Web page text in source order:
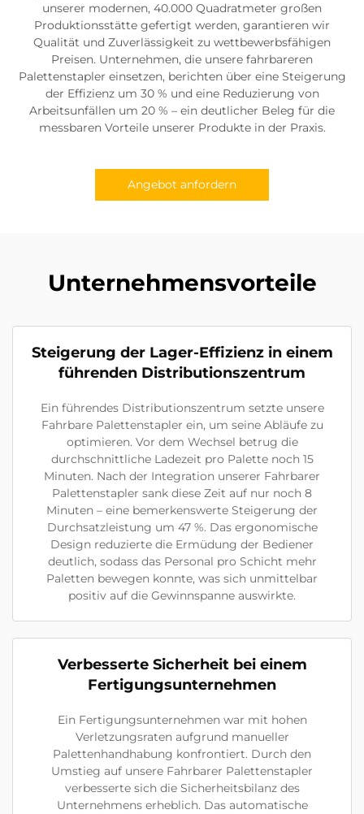
unserer modernen, 40.000 Quadratmeter großen
Produktionsstätte gefertigt werden, garantieren wir
Qualität und Zuverlässigkeit zu wettbewerbsfähigen
Preisen. Unternehmen, die unsere fahrbareren
Palettenstapler einsetzen, berichten über eine Steigerung
der Effizienz um 30 % und eine Reduzierung von
Arbeitsunfällen um 20 % – ein deutlicher Beleg für die
messbaren Vorteile unserer Produkte in der Praxis.
Angebot anfordern
Unternehmensvorteile
Steigerung der Lager-Effizienz in einem
führenden Distributionszentrum
Ein führendes Distributionszentrum setzte unsere
Fahrbare Palettenstapler ein, um seine Abläufe zu
optimieren. Vor dem Wechsel betrug die
durchschnittliche Ladezeit pro Palette noch 15
Minuten. Nach der Integration unserer Fahrbarer
Palettenstapler sank diese Zeit auf nur noch 8
Minuten – eine bemerkenswerte Steigerung der
Durchsatzleistung um 47 %. Das ergonomische
Design reduzierte die Ermüdung der Bediener
deutlich, sodass das Personal pro Schicht mehr
Paletten bewegen konnte, was sich unmittelbar
positiv auf die Gewinnspanne auswirkte.
Verbesserte Sicherheit bei einem
Fertigungsunternehmen
Ein Fertigungsunternehmen war mit hohen
Verletzungsraten aufgrund manueller
Palettenhandhabung konfrontiert. Durch den
Umstieg auf unsere Fahrbarer Palettenstapler
verbesserte sich die Sicherheitsbilanz des
Unternehmens erheblich. Das automatische